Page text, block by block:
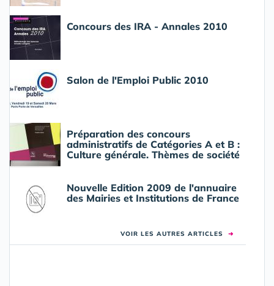
Concours des IRA - Annales 2010
Salon de l'Emploi Public 2010
Préparation des concours
administratifs de Catégories A et B :
Culture générale. Thèmes de société
Nouvelle Edition 2009 de l'annuaire
des Mairies et Institutions de France
VOIR LES AUTRES ARTICLES ➜